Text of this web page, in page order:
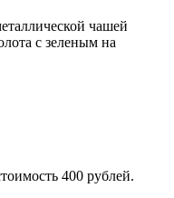
чашей
с зеленым на
400 рублей.